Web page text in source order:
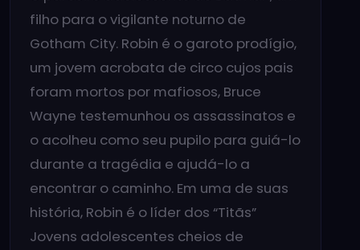
filho para o vigilante noturno de
Gotham City. Robin é o garoto prodígio,
um jovem acrobata de circo cujos pais
foram mortos por mafiosos, Bruce
Wayne testemunhou os assassinatos e
o acolheu como seu pupilo para guiá-lo
durante a tragédia e ajudá-lo a
encontrar o caminho. Em uma de suas
história, Robin é o líder dos “Titãs”
Jovens adolescentes cheios de